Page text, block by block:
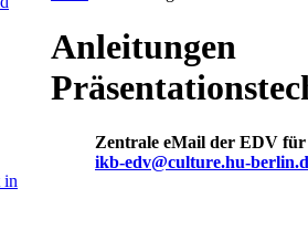
in
Anleitungen
Zentrale eMail der EDV
ikb-edv@culture.hu-